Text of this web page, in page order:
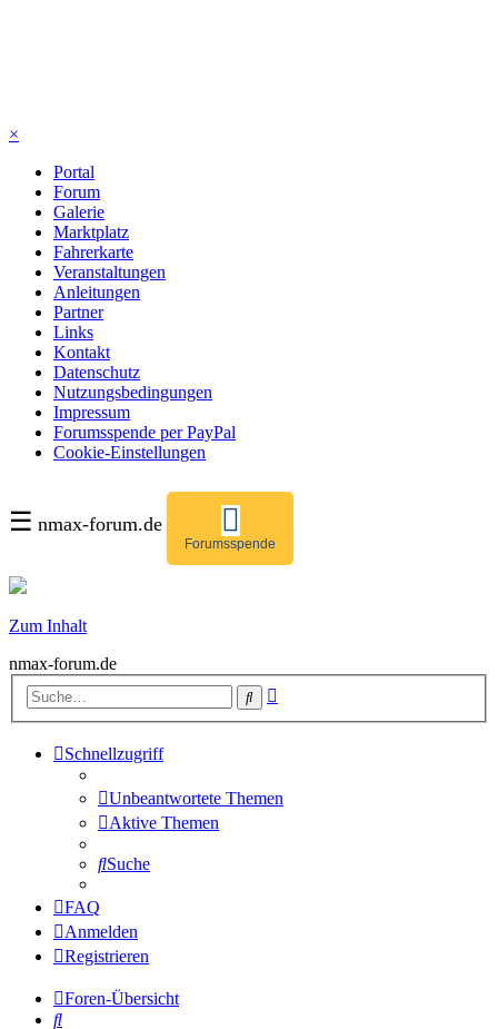
×
Portal
Forum
Galerie
Marktplatz
Fahrerkarte
Veranstaltungen
Anleitungen
Partner
Links
Kontakt
Datenschutz
Nutzungsbedingungen
Impressum
Forumsspende per PayPal
Cookie-Einstellungen
☰ nmax-forum.de
Forumsspende
Zum Inhalt
nmax-forum.de
Suche
Schnellzugriff
Unbeantwortete Themen
Aktive Themen
Suche
FAQ
Anmelden
Registrieren
Foren-Übersicht
Suche